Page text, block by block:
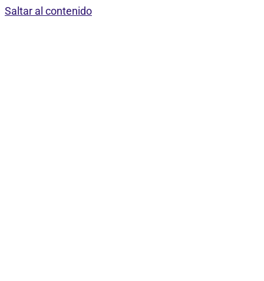
Saltar al contenido